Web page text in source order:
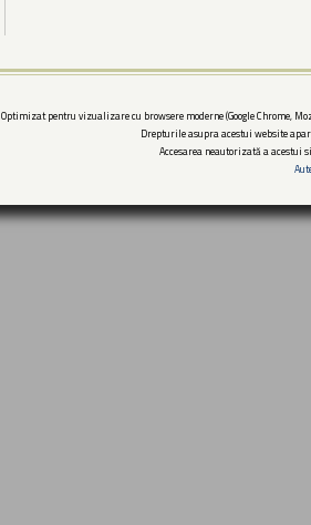
Optimizat pentru vizualizare cu browsere moderne (Google Chrome,
Drepturile asupra acestui website
Accesarea neautorizată a acestui